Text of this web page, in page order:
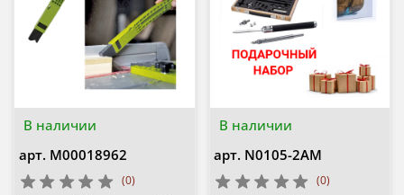
В наличии
арт. М00018962
(0)
В наличии
арт. N0105-2AM
(0)